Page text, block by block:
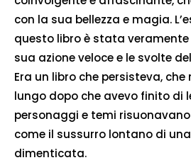
con la sua bellezza e magia.
questo libro è stata veramente
sua azione veloce e le svolte
Era un libro che persisteva,
lungo dopo che avevo finito di
personaggi e temi
come il sussurro lontano di
dimenticata.